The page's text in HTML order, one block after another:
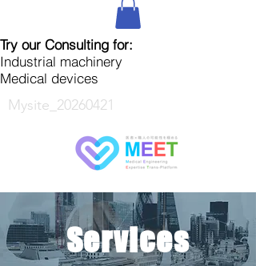
Try our Consulting for:
Industrial machinery
Medical devices
Mysite_20260421
Services